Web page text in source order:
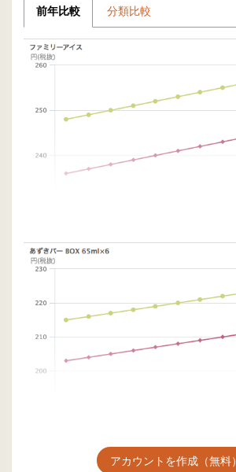
前年比較 分類比較
アカウントを作成（無料）